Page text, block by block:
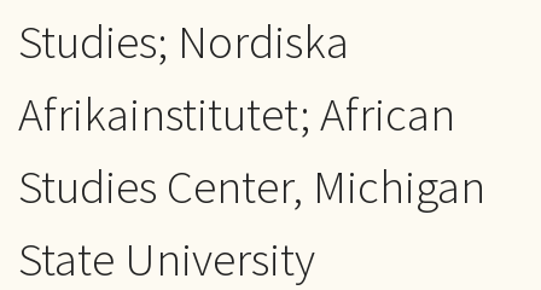
KONTAKT
Studies; Nordiska
Afrikainstitutet; African
Studies Center, Michigan
State University